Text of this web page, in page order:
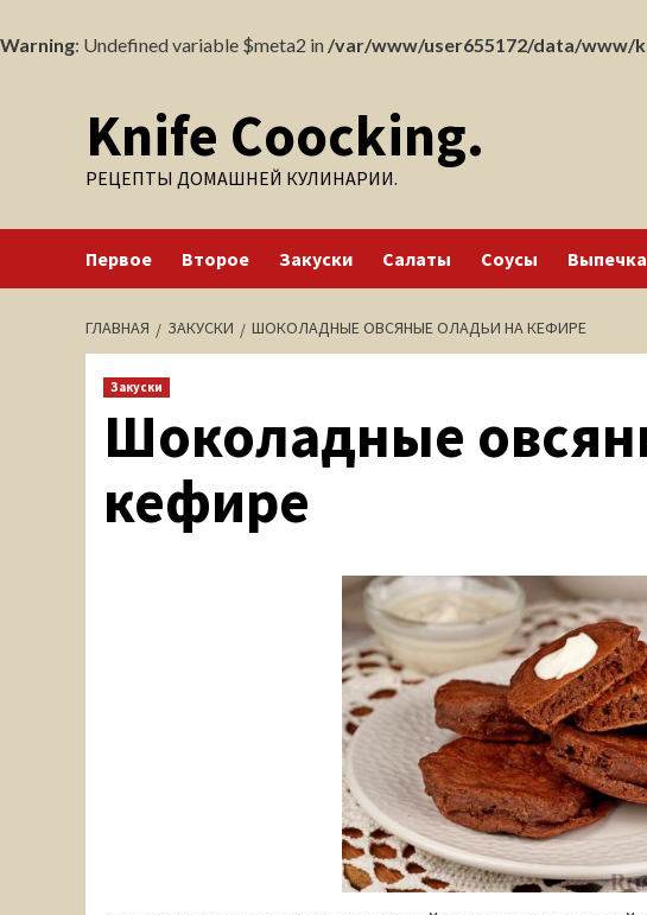
Warning: Undefined variable $meta2 in /var/www/user655172/data/www/
содержимомуKnife Coocking.
РЕЦЕПТЫ ДОМАШНЕЙ КУЛИНАРИИ.
Первое Второе Закуски Салаты Соусы Выпечка
ГЛАВНАЯ ЗАКУСКИ ШОКОЛАДНЫЕ ОВСЯНЫЕ ОЛАДЬИ НА КЕФИРЕ
Закуски
Шоколадные
кефире